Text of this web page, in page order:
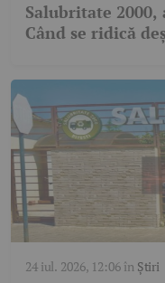
Salubritate
Când se ridică
24 iul. 2026, 12:06în Știri